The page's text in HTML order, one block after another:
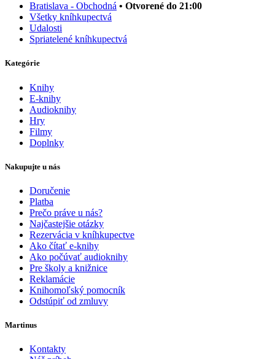
Bratislava - Obchodná • Otvorené do 21:00
Všetky kníhkupectvá
Udalosti
Spriatelené kníhkupectvá
Kategórie
Knihy
E-knihy
Audioknihy
Hry
Filmy
Doplnky
Nakupujte u nás
Doručenie
Platba
Prečo práve u nás?
Najčastejšie otázky
Rezervácia v kníhkupectve
Ako čítať e-knihy
Ako počúvať audioknihy
Pre školy a knižnice
Reklamácie
Knihomoľský pomocník
Odstúpiť od zmluvy
Martinus
Kontakty